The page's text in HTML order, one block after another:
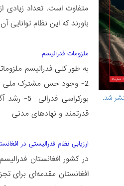
متفاوت است. تعداد زیادی
باورند که این نظام
ملزومات فدرالیسم
قدرتمند و نهادهای مدنی
ارزیابی نظام فدرالیستی در
در کشور افغانستان
افغانستان مقدمه‌ا‌ی برای